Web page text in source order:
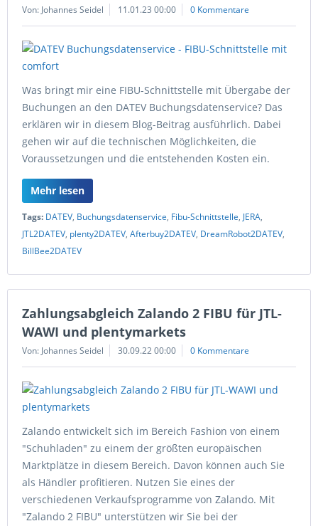
Von: Johannes Seidel 11.01.23 00:00 0 Kommentare
Was bringt mir eine FIBU-Schnittstelle mit Übergabe der
Buchungen an den DATEV Buchungsdatenservice? Das
erklären wir in diesem Blog-Beitrag ausführlich. Dabei
gehen wir auf die technischen Möglichkeiten, die
Voraussetzungen und die entstehenden Kosten ein.
Mehr lesen
Tags: DATEV, Buchungsdatenservice, Fibu-Schnittstelle, JERA,
JTL2DATEV, plenty2DATEV, Afterbuy2DATEV, DreamRobot2DATEV,
BillBee2DATEV
Zahlungsabgleich Zalando 2 FIBU für JTL-
WAWI und plentymarkets
Von: Johannes Seidel 30.09.22 00:00 0 Kommentare
Zalando entwickelt sich im Bereich Fashion von einem
"Schuhladen" zu einem der größten europäischen
Marktplätze in diesem Bereich. Davon können auch Sie
als Händler profitieren. Nutzen Sie eines der
verschiedenen Verkaufsprogramme von Zalando. Mit
"Zalando 2 FIBU" unterstützen wir Sie bei der